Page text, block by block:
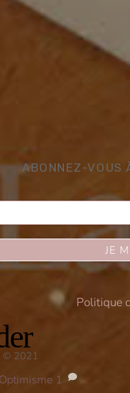
Optimisme 1
ABONNEZ-VOUS
Politique
© 2021